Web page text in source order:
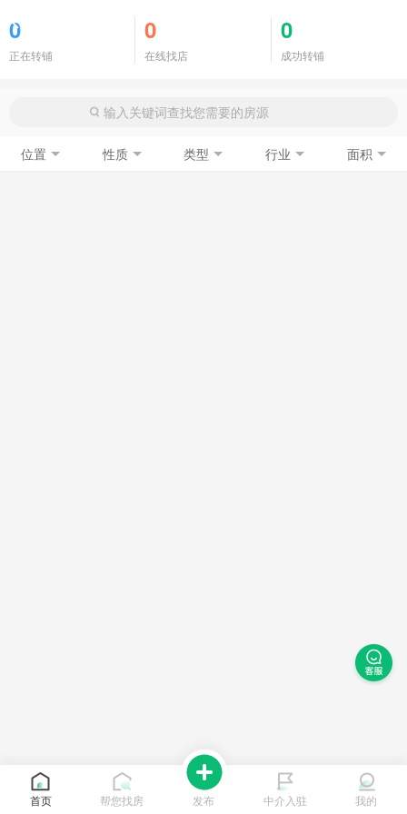
0
正在转铺
0
在线找店
0
成功转铺
位置 性质 类型 行业 面积
首页 帮您找房 发布 中介入驻 我的